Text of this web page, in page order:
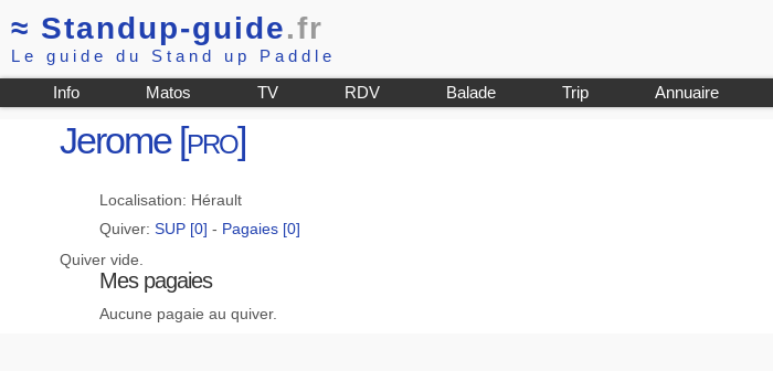
≈ Standup-guide.fr
Le guide du Stand up Paddle
Info Matos TV RDV Balade Trip Annuaire
Jerome [pro]
Localisation: Hérault
Quiver:SUP [0] - Pagaies [0]
Quiver vide.
Mes pagaies
Aucune pagaie au quiver.